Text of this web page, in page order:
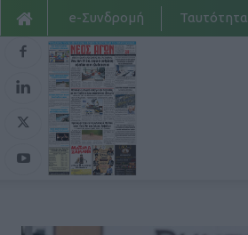
e-Συνδρομή Ταυτότητα